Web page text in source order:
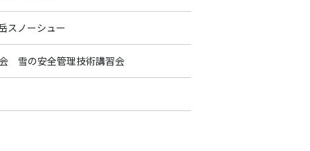
スノーシュー
雪の安全管理技術講習会